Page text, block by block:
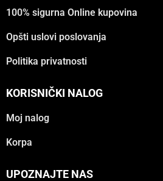
100% sigurna Online kupovina
Opšti uslovi poslovanja
Politika privatnosti
KORISNIČKI NALOG
Moj nalog
Korpa
UPOZNAJTE NAS